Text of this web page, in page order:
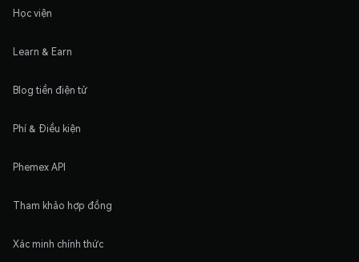
Học viện
Learn & Earn
Blog tiền điện tử
Phí & Điều kiện
Phemex API
Tham khảo hợp đồng
Xác minh chính thức